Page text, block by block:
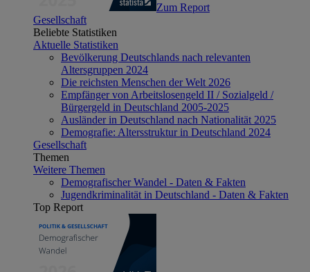
Zum Report
Gesellschaft
Beliebte Statistiken
Aktuelle Statistiken
Bevölkerung Deutschlands nach relevanten
Altersgruppen 2024
Die reichsten Menschen der Welt 2026
Empfänger von Arbeitslosengeld II / Sozialgeld /
Bürgergeld in Deutschland 2005-2025
Ausländer in Deutschland nach Nationalität 2025
Demografie: Altersstruktur in Deutschland 2024
Gesellschaft
Themen
Weitere Themen
Demografischer Wandel - Daten & Fakten
Jugendkriminalität in Deutschland - Daten & Fakten
Top Report